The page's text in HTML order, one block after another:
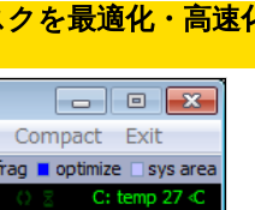
を最適化・高速